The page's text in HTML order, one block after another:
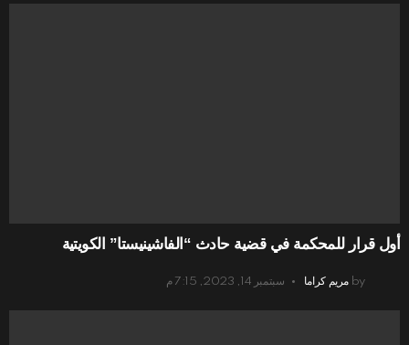
أول قرار للمحكمة في قضية حادث “الفاشينيستا” الكويتية
by مريم كراما سبتمبر 14, 2023, 7:15 م